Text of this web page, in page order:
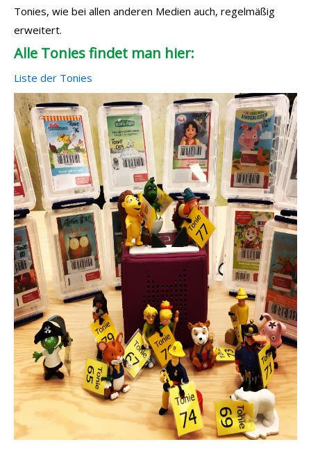
Tonies, wie bei allen anderen Medien auch, regelmäßig
erweitert.
Alle Tonies findet man hier:
Liste der Tonies